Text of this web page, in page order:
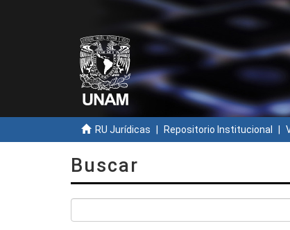
RU Jurídicas Repositorio Institucional
Buscar